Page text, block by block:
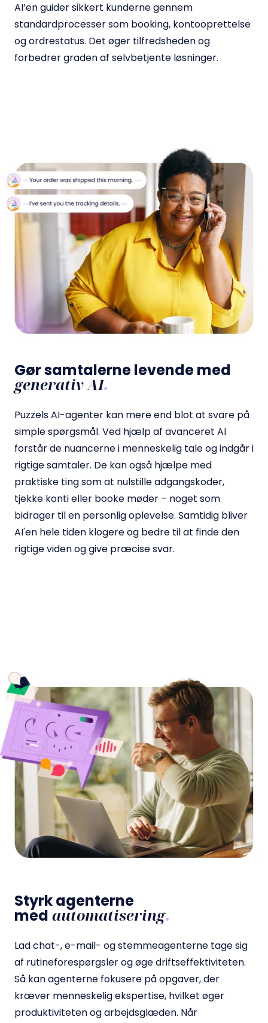
AI’en guider sikkert kunderne gennem
standardprocesser som booking, kontooprettelse
og ordrestatus. Det øger tilfredsheden og
forbedrer graden af selvbetjente løsninger.
Gør samtalerne levende med
generativ AI.
Puzzels AI-agenter kan mere end blot at svare på
simple spørgsmål. Ved hjælp af avanceret AI
forstår de nuancerne i menneskelig tale og indgår i
rigtige samtaler. De kan også hjælpe med
praktiske ting som at nulstille adgangskoder,
tjekke konti eller booke møder – noget som
bidrager til en personlig oplevelse. Samtidig bliver
AI'en hele tiden klogere og bedre til at finde den
rigtige viden og give præcise svar.
Styrk agenterne
med automatisering.
Lad chat-, e-mail- og stemmeagenterne tage sig
af rutineforespørgsler og øge driftseffektiviteten.
Så kan agenterne fokusere på opgaver, der
kræver menneskelig ekspertise, hvilket øger
produktiviteten og arbejdsglæden. Når